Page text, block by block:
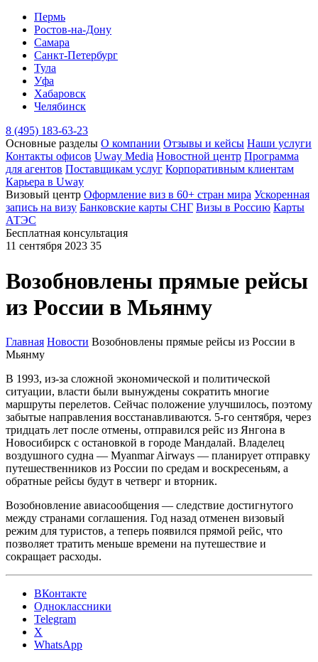
Пермь
Ростов-на-Дону
Самара
Санкт-Петербург
Тула
Уфа
Хабаровск
Челябинск
8 (495) 183-63-23
Основные разделы О компании Отзывы и кейсы Наши услуги
Контакты офисов Uway Media Новостной центр Программа
для агентов Поставщикам услуг Корпоративным клиентам
Карьера в Uway
Визовый центр Оформление виз в 60+ стран мира Ускоренная
запись на визу Банковские карты СНГ Визы в Россию Карты
АТЭС
Бесплатная консультация
11 сентября 2023 35
Возобновлены прямые рейсы
из России в Мьянму
Главная Новости Возобновлены прямые рейсы из России в
Мьянму
В 1993, из-за сложной экономической и политической
ситуации, власти были вынуждены сократить многие
маршруты перелетов. Сейчас положение улучшилось, поэтому
забытые направления восстанавливаются. 5-го сентября, через
тридцать лет после отмены, отправился рейс из Янгона в
Новосибирск с остановкой в городе Мандалай. Владелец
воздушного судна — Myanmar Airways — планирует отправку
путешественников из России по средам и воскресеньям, а
обратные рейсы будут в четверг и вторник.
Возобновление авиасообщения — следствие достигнутого
между странами соглашения. Год назад отменен визовый
режим для туристов, а теперь появился прямой рейс, что
позволяет тратить меньше времени на путешествие и
сокращает расходы.
ВКонтакте
Одноклассники
Telegram
X
WhatsApp